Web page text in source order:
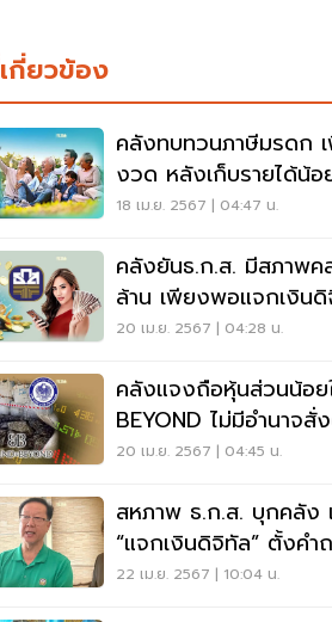
กี่ยวข้อง
คลังทบทวนภาษีมรดก เ
งวด หลังเก็บรายได้น้อ
18 เม.ย. 2567 | 04:47 น.
คลังยันธ.ก.ส. มีสภาพ
ล้าน เพียงพอแจกเงิน
20 เม.ย. 2567 | 04:28 น.
คลังแจงถือหุ้นส่วนน้อย
BEYOND ไม่มีอำนาจสั่งตรวจ "กาก
แคดเมียม"
20 เม.ย. 2567 | 04:45 น.
สหภาพ ธ.ก.ส. บุกคลัง
“แจกเงินดิจิทัล” ตั้งคำ
ประเด็น
22 เม.ย. 2567 | 10:04 น.